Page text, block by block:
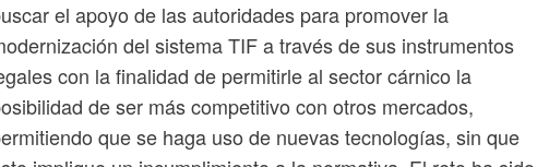
el apoyo de las autoridades para promover la
del sistema TIF a través de sus instrumentos
con la finalidad de permitirle al sector cárnico la
de ser más competitivo con otros mercados,
que se haga uso de nuevas tecnologías, sin que